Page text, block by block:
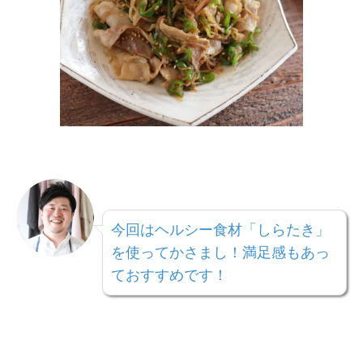
今回はヘルシー食材「しらたき」
を使ってかさまし！満足感もあっ
ておすすめです！